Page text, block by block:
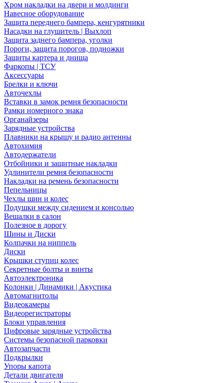
Хром накладки на двери и молдинги
Навесное оборудование
Защита переднего бампера, кенгурятники
Насадки на глушитель | Выхлоп
Защита заднего бампера, уголки
Пороги, защита порогов, подножки
Защиты картера и днища
Фаркопы | ТСУ
Аксессуары
Брелки и ключи
Авточехлы
Вставки в замок ремня безопасности
Рамки номерного знака
Органайзеры
Зарядные устройства
Плавники на крышу и радио антенны
Автохимия
Автодержатели
Отбойники и защитные накладки
Удлинители ремня безопасности
Накладки на ремень безопасности
Пепельницы
Чехлы шин и колес
Подушки между сидением и консолью
Вешалки в салон
Полезное в дорогу
Шины и Диски
Колпачки на ниппель
Диски
Крышки ступиц колес
Секретные болты и винты
Автоэлектроника
Колонки | Динамики | Акустика
Автомагнитолы
Видеокамеры
Видеорегистраторы
Блоки управления
Цифровые зарядные устройства
Системы безопасной парковки
Автозапчасти
Подкрылки
Упоры капота
Детали двигателя